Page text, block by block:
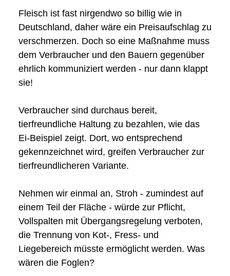
Fleisch ist fast nirgendwo so billig wie in
Deutschland, daher wäre ein Preisaufschlag zu
verschmerzen. Doch so eine Maßnahme muss
dem Verbraucher und den Bauern gegenüber
ehrlich kommuniziert werden - nur dann klappt
sie!
Verbraucher sind durchaus bereit,
tierfreundliche Haltung zu bezahlen, wie das
Ei-Beispiel zeigt. Dort, wo entsprechend
gekennzeichnet wird, greifen Verbraucher zur
tierfreundlicheren Variante.
Nehmen wir einmal an, Stroh - zumindest auf
einem Teil der Fläche - würde zur Pflicht,
Vollspalten mit Übergangsregelung verboten,
die Trennung von Kot-, Fress- und
Liegebereich müsste ermöglicht werden. Was
wären die Foglen?